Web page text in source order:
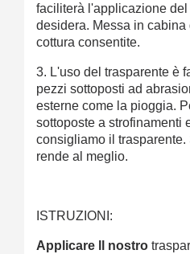
faciliterà l'applicazione
desidera. Messa in
cottura consentite.
3. L'uso del trasparente è
pezzi sottoposti ad
esterne come la pioggia.
sottoposte a strofinamenti
consigliamo il
rende al meglio.
ISTRUZIONI:
Applicare ll nostro